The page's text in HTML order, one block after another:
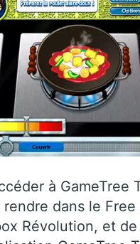
à GameTree
rendre dans le
Révolution, et